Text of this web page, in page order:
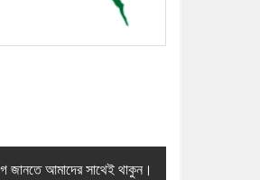
জানতে আমাদের সাথেই থাকুন।